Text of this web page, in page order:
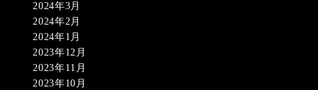
2024年3月
2024年2月
2024年1月
2023年12月
2023年11月
2023年10月